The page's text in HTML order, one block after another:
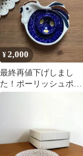
¥2,000
最終再値下げしまし
た！ポーリッシュポタ
リー 鶏型 エッグスタン